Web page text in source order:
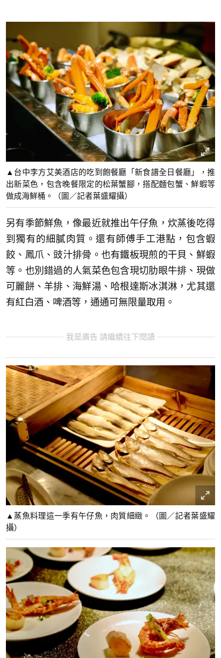
▲台中李方艾美酒店的吃到飽餐廳「新食譜全日餐廳」，推
出新菜色，包含晚餐限定的松葉蟹腳，搭配麵包蟹、鮮蝦等
做成海鮮桶。（圖／記者葉盛耀攝）
另有季節鮮魚，像最近就推出午仔魚，炊蒸後吃得
到獨有的細膩肉質。還有師傅手工港點，包含蝦
餃、鳳爪、豉汁排骨。也有鐵板現煎的干貝、鮮蝦
等。也別錯過的人氣菜色包含現切肋眼牛排、現做
可麗餅、羊排、海鮮湯、哈根達斯冰淇淋，尤其還
有紅白酒、啤酒等，通通可無限量取用。
我是廣告 請繼續往下閱讀
▲蒸魚料理這一季有午仔魚，肉質細緻。（圖／記者葉盛耀
攝）